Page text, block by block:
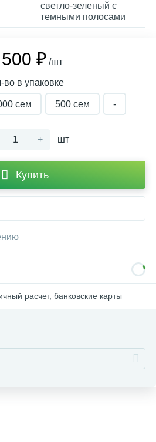
светло-зеленый с
темными полосами
₽ /шт
во в упаковке
cем 500 cем -
+ шт
Купить
расчет, банковские карты